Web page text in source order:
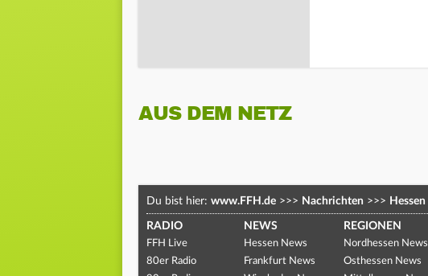
AUS DEM NETZ
Du bist hier: www.FFH.de >>> Nachrichten >>> Hessen
RADIO
FFH Live
80er Radio
NEWS
Hessen News
Frankfurt News
REGIONEN
Nordhessen News
Osthessen News